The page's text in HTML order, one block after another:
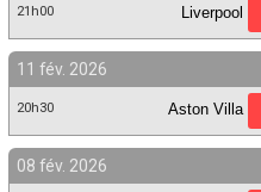
21h00 Liverpool
11 fév. 2026
20h30 Aston Villa
08 fév. 2026